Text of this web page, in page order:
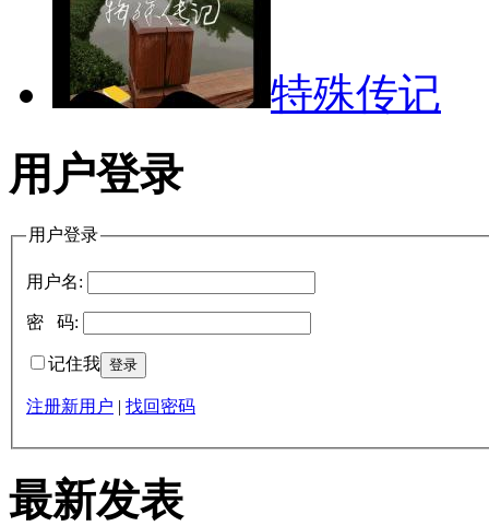
特殊传记
用户登录
用户登录
用户名:
密 码:
记住我
注册新用户 | 找回密码
最新发表